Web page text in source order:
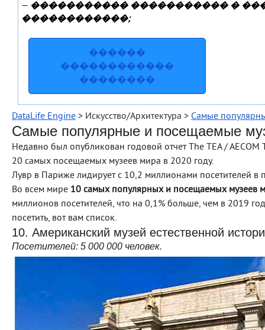
— ����������� ����������� �
������������;
������
������������
��������
DataLife Engine > Искусство/Архитектура > Самые
Самые популярные и посещаемые
Недавно был опубликован годовой отчет The TEA /
20 самых посещаемых музеев мира в 2020 году.
Лувр в Париже лидирует с 10,2 миллионами посетителей в
Во всем мире 10 самых популярных и посещаемых музеев
миллионов посетителей, что на 0,1% больше, чем в 2019
посетить, вот вам список.
10. Американский музей естественной
Посетителей: 5 000 000 человек.